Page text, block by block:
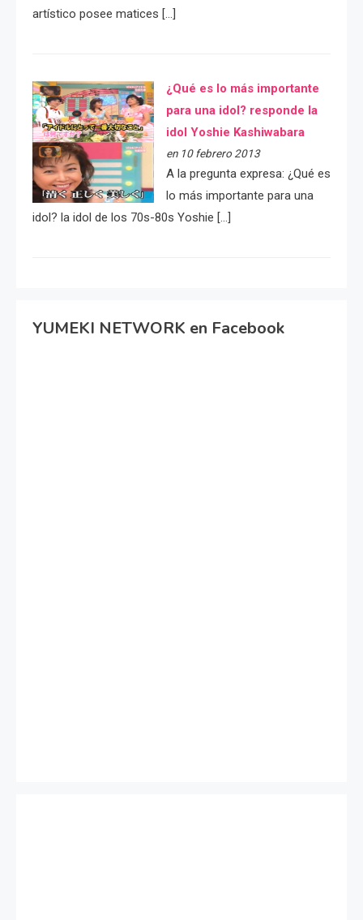
artístico posee matices […]
¿Qué es lo más importante
para una idol? responde la
idol Yoshie Kashiwabara
en 10 febrero 2013
A la pregunta expresa: ¿Qué es
lo más importante para una
idol? la idol de los 70s-80s Yoshie […]
YUMEKI NETWORK en Facebook